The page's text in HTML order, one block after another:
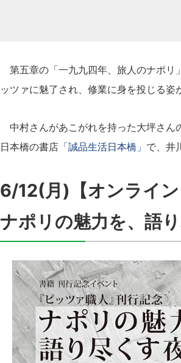
第五章の「一九九四年、旅人のナポリ
ッツァに魅了され、修業に身を投じる姿
中村さんがあこがれを持った大坪さん
日本橋の書店 「誠品生活日本橋」 で、井
6/12(月)【オンライ
ナポリの魅力を、語